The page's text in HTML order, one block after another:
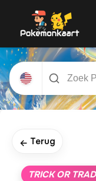
← Terug
TRICK OR